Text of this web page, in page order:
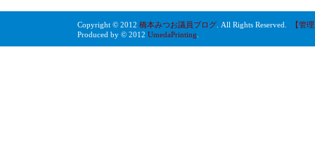
Copyright © 2012 橋本みつお議員ブログ . All Rights Reserved.
【管
Produced by © 2012 UmedaPrinting